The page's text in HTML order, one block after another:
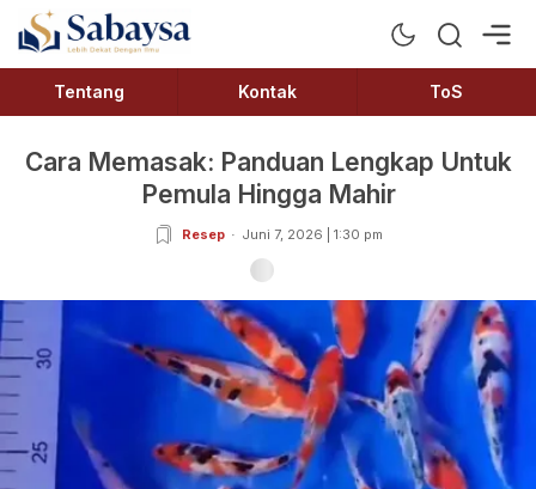
Sabaysa
Lebih Dekat Dengan Ilmu
Tentang Kontak ToS
Cara Memasak: Panduan Lengkap Untuk
Pemula Hingga Mahir
Resep Juni 7, 2026 | 1:30 pm